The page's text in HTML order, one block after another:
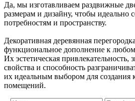
Да, мы изготавливаем раздвижные
размерам и дизайну, чтобы идеально
потребностям и пространству.
Декоративная деревянная
функциональное дополнение к
Их эстетическая
свойства и способность
их идеальным выбором для создания
помещений.